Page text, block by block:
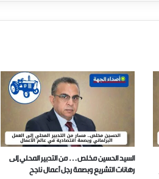
السيد الحسين مخلص… من التدبير المحلي إلى
رهانات التشريع وبصمة رجل أعمال ناجح